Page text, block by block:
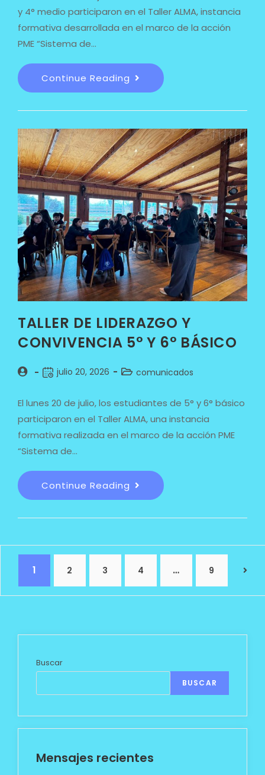
y 4° medio participaron en el Taller ALMA, instancia
formativa desarrollada en el marco de la acción
PME “Sistema de…
Continue Reading
TALLER DE LIDERAZGO Y
CONVIVENCIA 5° Y 6° BÁSICO
julio 20, 2026 comunicados
El lunes 20 de julio, los estudiantes de 5° y 6° básico
participaron en el Taller ALMA, una instancia
formativa realizada en el marco de la acción PME
“Sistema de…
Continue Reading
1 2 3 4 … 9
Buscar
BUSCAR
Mensajes recientes